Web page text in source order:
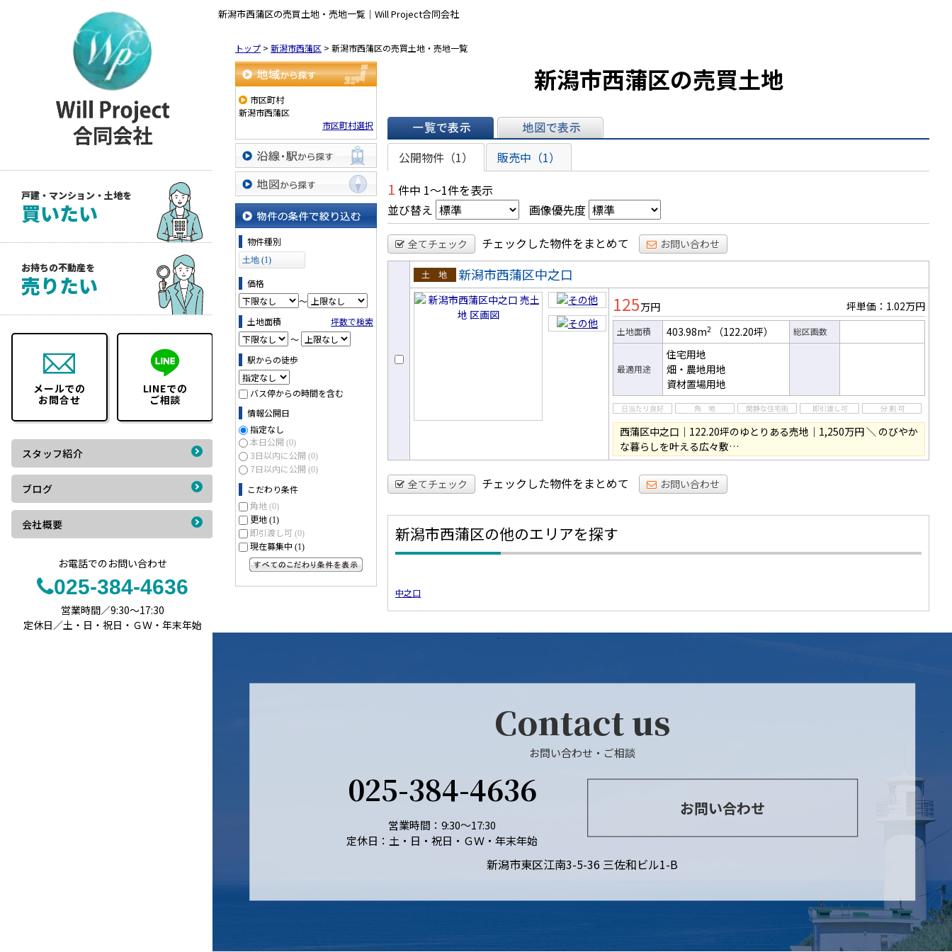
戸建・マンション・土地を
買いたい
お持ちの不動産を
売りたい
メールでの
お問合せ
LINEでの
ご相談
スタッフ紹介
ブログ
会社概要
お電話でのお問い合わせ
025-384-4636
営業時間／9:30～17:30
定休日／土・日・祝日・ＧＷ・年末年始
新潟市西蒲区の売買土地・売地一覧｜Will Project合同会社
トップ > 新潟市西蒲区 > 新潟市西蒲区の売買土地・売地一覧
地域から探す
市区町村
新潟市西蒲区
市区町村選択
沿線・駅から探す
地図から探す
物件の条件で絞り込む
物件種別
土地 (1)
価格
～
土地面積
坪数で検索
～
駅からの徒歩
バス停からの時間を含む
情報公開日
指定なし
本日公開 (0)
3日以内に公開 (0)
7日以内に公開 (0)
こだわり条件
角地 (0)
更地 (1)
即引渡し可 (0)
現在募集中 (1)
新潟市西蒲区の売買土地
一覧で表示 地図で表示
公開物件（1） 販売中（1）
1 件中 1～1件を表示
並び替え
画像優先度
全てチェック チェックした物件をまとめて お問い合わせ
売土地
新潟市西蒲区中之口
125万円 坪単価：1.02万円
土地面積 403.98m2 （122.20坪） 総区画数
最適用途
住宅用地
畑・農地用地
資材置場用地
西蒲区中之口｜122.20坪のゆとりある売地｜1,250万円 ＼ のびやか
な暮らしを叶える広々敷…
全てチェック チェックした物件をまとめて お問い合わせ
新潟市西蒲区の他のエリアを探す
中之口
Contact us
お問い合わせ・ご相談
025-384-4636
営業時間：9:30～17:30
定休日：土・日・祝日・ＧＷ・年末年始
お問い合わせ
新潟市東区江南3-5-36 三佐和ビル1-B